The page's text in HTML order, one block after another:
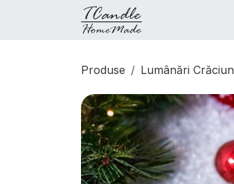
Produse Lumânări Crăciun